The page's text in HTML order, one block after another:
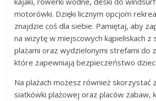
motorówki. Dzięki licznym opcjom
znajdzie coś dla siebie. Pamiętaj, aby
na wizytę w miejscowych kąpieliskach z
plażami oraz wydzielonymi strefami do
które zapewniają bezpieczeństwo
Na plażach możesz również skorzystać
siatkówki plażowej oraz placów zabaw,